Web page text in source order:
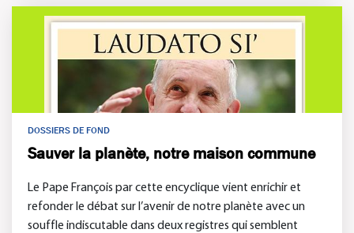
DOSSIERS DE FOND
Sauver la planète, notre maison commune
Le Pape François par cette encyclique vient enrichir et
refonder le débat sur l’avenir de notre planète avec un
souffle indiscutable dans deux registres qui semblent